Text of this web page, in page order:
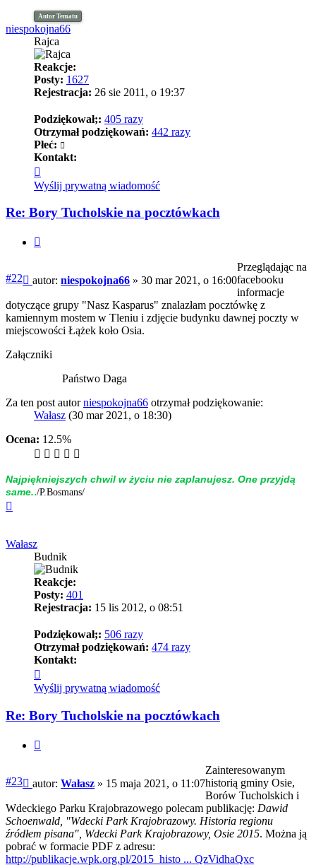
Autor Tematu
niespokojna66
Rajca
Reakcje:
Posty: 1627
Rejestracja: 26 sie 2011, o 19:37
Podziękował;: 405 razy
Otrzymał podziękowań: 442 razy
Płeć:
Kontakt:
się
z
niespokojna66
Wyślij prywatną wiadomość
Re: Bory Tucholskie na pocztówkach
#22 Post
autor: niespokojna66 » 30 mar 2021, o 16:00
Przeglądając na
facebooku
informacje
dotyczące grupy "Nasz Kasparus" znalazłam pocztówkę z
kamiennym mostem w Tleniu i zdjęcie budynku dawnej poczty w
miejscowości Łążek koło Osia.
Załączniki
Państwo Daga
Za ten post autorniespokojna66 otrzymał podziękowanie:
Wałasz (30 mar 2021, o 18:30)
Ocena: 12.5%
Naj­piękniej­szych chwil w życiu nie zap­la­nujesz. One przyjdą
same../P.Bosmans/
Wałasz
Budnik
Reakcje:
Posty: 401
Rejestracja: 15 lis 2012, o 08:51
Podziękował;: 506 razy
Otrzymał podziękowań: 474 razy
Kontakt:
się
z
Wałasz
Wyślij prywatną wiadomość
Re: Bory Tucholskie na pocztówkach
#23 Post
autor: Wałasz » 15 maja 2021, o 11:07
Zainteresowanym
historią gminy Osie,
Borów Tucholskich i
Wdeckiego Parku Krajobrazowego polecam publikację: Dawid
Schoenwald, "Wdecki Park Krajobrazowy. Historia regionu
źródłem pisana", Wdecki Park Krajobrazowy, Osie 2015. Można ją
pobrać w formacie PDF z adresu:
http://publikacje.wpk.org.pl/2015_histo ... QzVidhaQxc